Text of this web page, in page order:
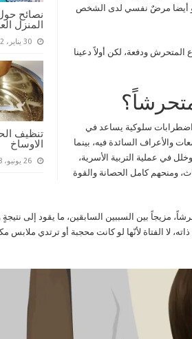
نصائح
المنزل
30 يناير، 2022
تنظيف
الاوساخ
26 يونيو، 2018
أيضا مرضٌ نفسي لدى الشخص
سنستعرض لك 5 طرقٍ لردع المتحرش ودفعة، لكن أولاً دعينا
سلوكية يساعد في
والأعراف السائدة فيه، بينما
في عملية التربية الأسرية،
ومنحهم كامل الحصانة والقوة
بين السببين السابقين، ما يقود إلى نتيجةٍ
لا الفتاة لأنّها لو كانت محجبة أو ترتدي